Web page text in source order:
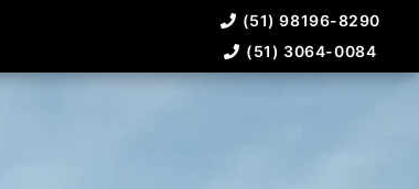
(51) 98196-8290
(51) 3064-0084